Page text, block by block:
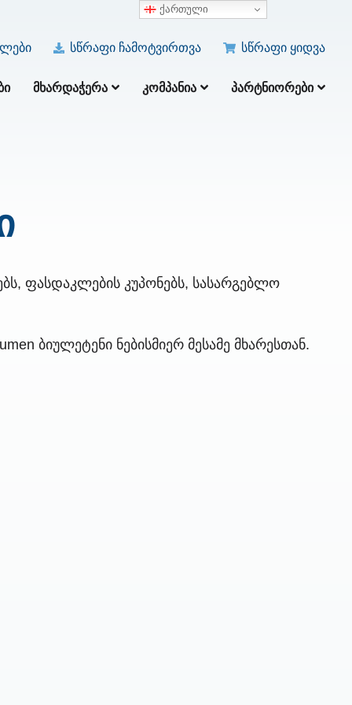
სწრაფი ჩამოტვირთვა სწრაფი ყიდვა
ᲛᲮᲐᲠᲓᲐᲭᲔᲠᲐ ᲙᲝᲛᲞᲐᲜᲘᲐ ᲞᲐᲠᲢᲜᲘᲝᲠᲔᲑᲘ
ფასდაკლების კუპონებს, სასარგებლო
ბიულეტენი ნებისმიერ მესამე მხარესთან.
ქართული